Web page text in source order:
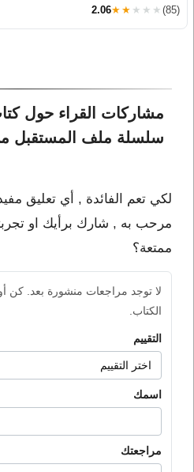
2.06★★★★★ (85)
مشاركات القراء حول
سلسلة ملف المستقبل
لكي تعم الفائدة , أي تعليق
مرحب به , شارك برأيك او
ممتعة؟
لا توجد مراجعات منشورة بعد. كن
الكتاب.
التقييم
اسمك
مراجعتك